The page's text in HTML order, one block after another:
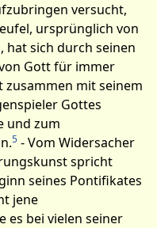
versucht,
ursprünglich von
hat sich durch seinen
Gott für immer
mit seinem
Gottes
und zum
5 - Vom Widersacher
spric­ht
seines Pontifikates
jene
es bei vielen seiner